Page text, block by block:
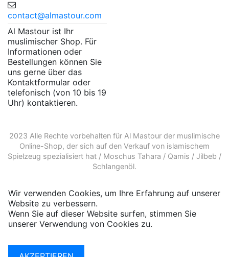
contact@almastour.com
Al Mastour ist Ihr
muslimischer Shop. Für
Informationen oder
Bestellungen können Sie
uns gerne über das
Kontaktformular oder
telefonisch (von 10 bis 19
Uhr) kontaktieren.
2023 Alle Rechte vorbehalten für Al Mastour der muslimische
Online-Shop, der sich auf den Verkauf von islamischem
Spielzeug spezialisiert hat / Moschus Tahara / Qamis / Jilbeb /
Schlangenöl.
Wir verwenden Cookies, um Ihre Erfahrung auf unserer
Website zu verbessern.
Wenn Sie auf dieser Website surfen, stimmen Sie
unserer Verwendung von Cookies zu.